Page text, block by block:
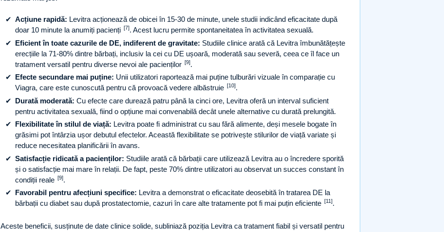
Acțiune rapidă: Levitra acționează de obicei în 15-30 de minute, unele studii indicând eficacitate după
doar 10 minute la anumiți pacienți [7]. Acest lucru permite spontaneitatea în activitatea sexuală.
Eficient în toate cazurile de DE, indiferent de gravitate: Studiile clinice arată că Levitra îmbunătățește
erecțiile la 71-80% dintre bărbați, inclusiv la cei cu DE ușoară, moderată sau severă, ceea ce îl face un
tratament versatil pentru diverse nevoi ale pacienților [9].
Efecte secundare mai puține: Unii utilizatori raportează mai puține tulburări vizuale în comparație cu
Viagra, care este cunoscută pentru că provoacă vedere albăstruie [10].
Durată moderată: Cu efecte care durează patru până la cinci ore, Levitra oferă un interval suficient
pentru activitatea sexuală, fiind o opțiune mai convenabilă decât unele alternative cu durată prelungită.
Flexibilitate în stilul de viață: Levitra poate fi administrat cu sau fără alimente, deși mesele bogate în
grăsimi pot întârzia ușor debutul efectelor. Această flexibilitate se potrivește stilurilor de viață variate și
reduce necesitatea planificării în avans.
Satisfacție ridicată a pacienților: Studiile arată că bărbații care utilizează Levitra au o încredere sporită
și o satisfacție mai mare în relații. De fapt, peste 70% dintre utilizatori au observat un succes constant în
condiții reale [9].
Favorabil pentru afecțiuni specifice: Levitra a demonstrat o eficacitate deosebită în tratarea DE la
bărbații cu diabet sau după prostatectomie, cazuri în care alte tratamente pot fi mai puțin eficiente [11].
Aceste beneficii, susținute de date clinice solide, subliniază poziția Levitra ca tratament fiabil și versatil pentru